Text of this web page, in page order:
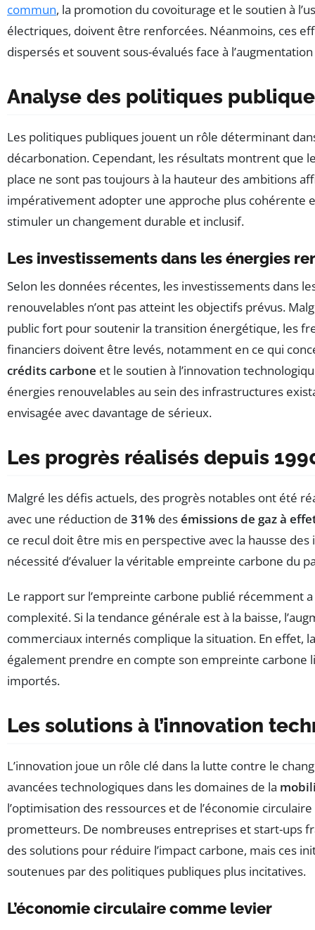
commun, la promotion du covoiturage et le soutien à
électriques, doivent être renforcées. Néanmoins, ces
dispersés et souvent sous-évalués face à
Analyse des politiques
Les politiques publiques jouent un rôle déterminant
décarbonation. Cependant, les résultats montrent que
place ne sont pas toujours à la hauteur des ambitions
impérativement adopter une approche plus cohérente
stimuler un changement durable et inclusif.
Les investissements dans les énergies
Selon les données récentes, les investissements dans
renouvelables n’ont pas atteint les objectifs prévus.
public fort pour soutenir la transition énergétique, les
financiers doivent être levés, notamment en ce qui
crédits carbone et le soutien à l’innovation
énergies renouvelables au sein des infrastructures
envisagée avec davantage de sérieux.
Les progrès réalisés depuis
Malgré les défis actuels, des progrès notables ont été
avec une réduction de 31% desémissions de gaz à
ce recul doit être mis en perspective avec la hausse
nécessité d’évaluer la véritable empreinte carbone du
Le rapport sur l’empreinte carbone publié récemment
complexité. Si la tendance générale est à la baisse,
commerciaux internés complique la situation. En effet,
également prendre en compte son empreinte carbone
importés.
Les solutions à l’innovation
L’innovation joue un rôle clé dans la lutte contre le
avancées technologiques dans les domaines de la
l’optimisation des ressources et de l’économie
prometteurs. De nombreuses entreprises et start-ups
des solutions pour réduire l’impact carbone, mais ces
soutenues par des politiques publiques plus incitatives.
L’économie circulaire comme levier